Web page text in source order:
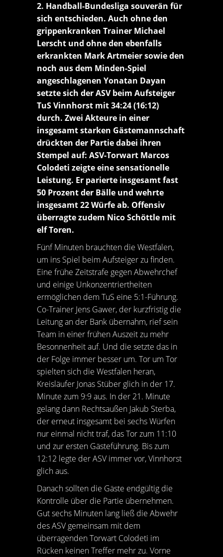
2. Handball-Bundesliga souverän für
sich entschieden. Auch ohne den
grippenkranken Trainer Michael
Lerscht und ohne den ebenfalls
erkrankten Mark Artmeier sowie den
noch aus dem Minden-Spiel
angeschlagenen Yonatan Dayan
setzte sich der ASV beim Aufsteiger
TuS Vinnhorst mit 34:24 (16:12)
durch. Zwei Akteure in einer
insgesamt starken Gästemannschaft
drückten der Partie dabei ihren
Stempel auf: ASV-Torwart Marcos
Colodeti zeigte eine sensationelle
Leistung. Er parierte insgesamt fast
50 Prozent der Bälle und wehrte
insgesamt 22 Würfe ab. Offensiv
überragte zudem Nico Schöttle mit
elf Toren.
Fünf Minuten brauchten die Westfalen,
um ins Spiel beim Aufsteiger zu finden.
Eine frühe Zeitstrafe gegen Abwehrchef
und einige Unkonzentriertheiten
ermöglichen dem TuS eine 5:1-Führung.
Co-Trainer Jens Gawer, der kurzfristig die
Leitung an der Bank übernahm, rief sein
Team in einer frühen Auszeit zu mehr
Besonnenheit auf. Und die setzte das in
der Folge immer besser um. Tor um Tor
spielten sich die Westfalen heran,
Kreisläufer Jonas Stüber glich in der 17.
Minute zum 9:9 aus. In der 21. Minute
gelang dann Rechtsaußen Jakub Sterba,
der erneut insgesamt bei sechs Würfen
nur einmal nicht traf, das Tor zum 11:10
und zur ersten Gästeführung. Bis zum
12:12 legte der ASV immer vor, Vinnhorst
glich aus.
Danach sollten die Gäste endgültig die
Kontrolle über die Partie übernehmen.
Gut sechs Minuten lang ließ die Abwehr
des ASV gemeinsam mit dem
überragenden Torwart Colodeti im
Rücken keinen Treffer mehr zu. Vorne